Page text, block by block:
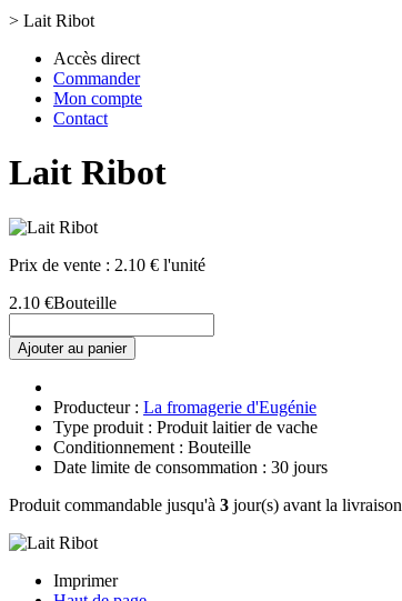
> Lait Ribot
Accès direct
Commander
Mon compte
Contact
Lait Ribot
Prix de vente : 2.10 € l'unité
2.10 €Bouteille
Ajouter au panier
Producteur : La fromagerie d'Eugénie
Type produit : Produit laitier de vache
Conditionnement : Bouteille
Date limite de consommation : 30 jours
Produit commandable jusqu'à 3 jour(s) avant la livraison
Imprimer